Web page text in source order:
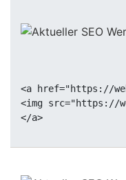
<a href="https://
<img src="https://